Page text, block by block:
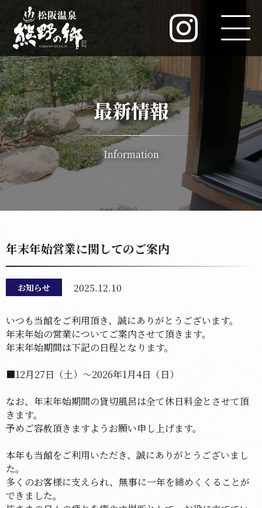
最新情報
Information
年末年始営業に関してのご案内
お知らせ 2025.12.10
いつも当館をご利用頂き、誠にありがとうございます。
年末年始の営業についてご案内させて頂きます。
年末年始期間は下記の日程となります。
■12月27日（土）～2026年1月4日（日）
なお、年末年始期間の貸切風呂は全て休日料金とさせて頂
きます。
予めご容赦頂きますようお願い申し上げます。
本年も当館をご利用いただき、誠にありがとうございまし
た。
多くのお客様に支えられ、無事に一年を締めくくることが
できました。